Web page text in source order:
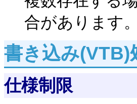
合があります。
書き込み(VTB)
仕様制限